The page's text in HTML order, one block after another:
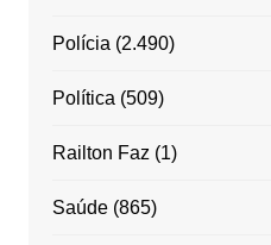
Polícia (2.490)
Política (509)
Railton Faz (1)
Saúde(865)